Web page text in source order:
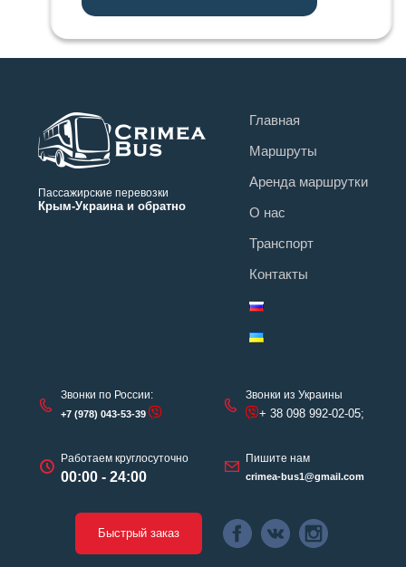
Пассажирские перевозки
Крым-Украина и обратно
Главная
Маршруты
Аренда маршрутки
О нас
Транспорт
Контакты
Звонки по России:
+7 (978) 043-53-39
Работаем круглосуточно
00:00 - 24:00
Звонки из Украины
+ 38 098 992-02-05;
Пишите нам
crimea-bus1@gmail.com
Быстрый заказ